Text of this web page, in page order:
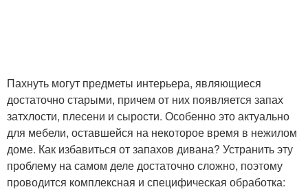
Пахнуть могут предметы интерьера, являющиеся
достаточно старыми, причем от них появляется запах
затхлости, плесени и сырости. Особенно это актуально
для мебели, оставшейся на некоторое время в нежилом
доме. Как избавиться от запахов дивана? Устранить эту
проблему на самом деле достаточно сложно, поэтому
проводится комплексная и специфическая обработка: